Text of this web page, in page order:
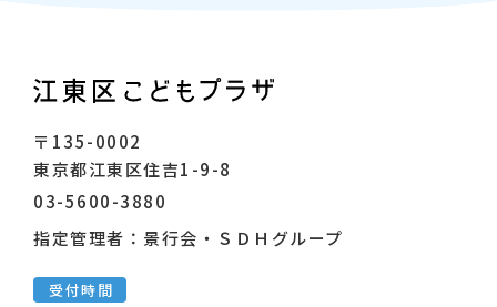
〒135-0002
東京都江東区住吉1-9-8
03-5600-3880
指定管理者：景行会・ＳＤＨグループ
受付時間